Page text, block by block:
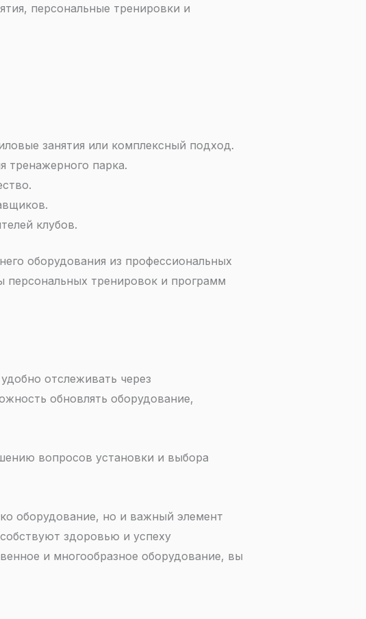
персональные тренировки и
занятия или комплексный подход.
тренажерного парка.
клубов.
оборудования из профессиональных
персональных тренировок и программ
отслеживать через
обновлять оборудование,
вопросов установки и выбора
оборудование, но и важный элемент
здоровью и успеху
и многообразное оборудование, вы